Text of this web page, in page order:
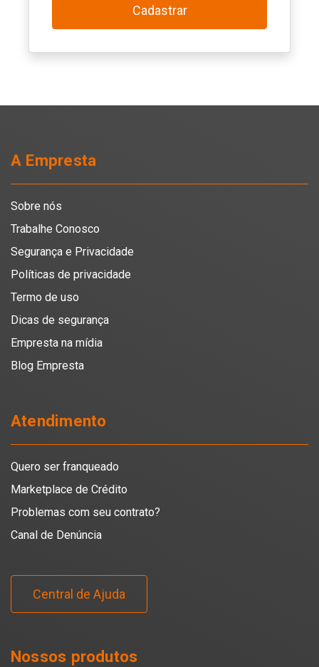
Cadastrar
A Empresta
Sobre nós
Trabalhe Conosco
Segurança e Privacidade
Políticas de privacidade
Termo de uso
Dicas de segurança
Empresta na mídia
Blog Empresta
Atendimento
Quero ser franqueado
Marketplace de Crédito
Problemas com seu contrato?
Canal de Denúncia
Central de Ajuda
Nossos produtos